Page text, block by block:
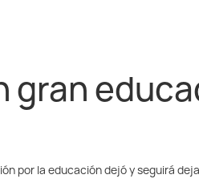
gran
por la educación dejó y seguirá